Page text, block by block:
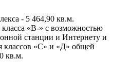
- 5 464,90 кв.м.
«В-» с возможностью
станции и Интернету и
классов «С» и «Д» общей
кв.м.